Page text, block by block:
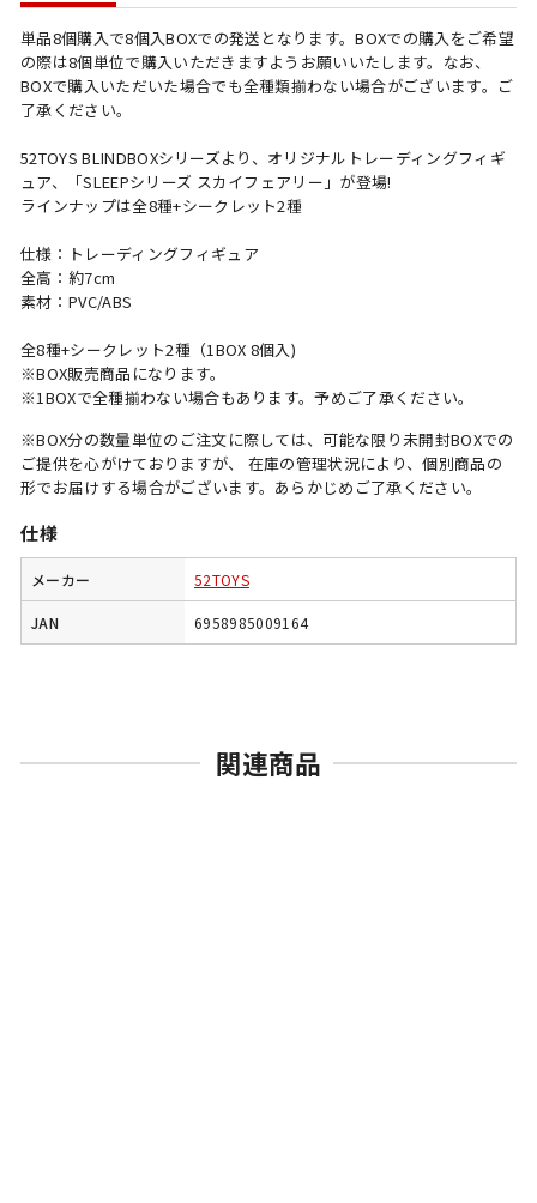
単品8個購入で8個入BOXでの発送となります。BOXでの購入をご希望
の際は8個単位で購入いただきますようお願いいたします。なお、
BOXで購入いただいた場合でも全種類揃わない場合がございます。ご
了承ください。
52TOYS BLINDBOXシリーズより、オリジナルトレーディングフィギ
ュア、「SLEEPシリーズ スカイフェアリー」が登場!
ラインナップは全8種+シークレット2種
仕様：トレーディングフィギュア
全高：約7cm
素材：PVC/ABS
全8種+シークレット2種（1BOX 8個入)
※BOX販売商品になります。
※1BOXで全種揃わない場合もあります。予めご了承ください。
※BOX分の数量単位のご注文に際しては、可能な限り未開封BOXでの
ご提供を心がけておりますが、 在庫の管理状況により、個別商品の
形でお届けする場合がございます。あらかじめご了承ください。
仕様
メーカー 52TOYS
JAN 6958985009164
関連商品